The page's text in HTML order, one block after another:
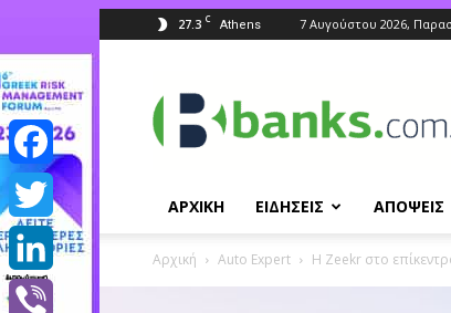
27.3 C Athens 7 Αυγούστου 2026,
ΑΡΧΙΚΗ ΕΙΔΗΣΕΙΣ ΑΠΟΨΕΙΣ
Αρχική Auto Expert Η Zeekr στο
Facebook
Twitter
LinkedIn